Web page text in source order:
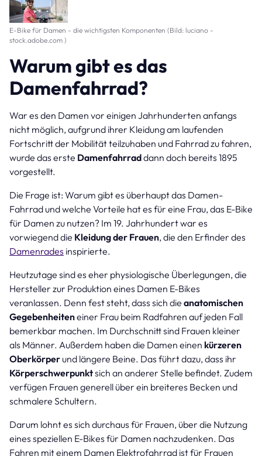
E-Bike für Damen - die wichtigsten Komponenten (Bild: luciano -
stock.adobe.com )
Warum gibt es das
Damenfahrrad?
War es den Damen vor einigen Jahrhunderten anfangs
nicht möglich, aufgrund ihrer Kleidung am laufenden
Fortschritt der Mobilität teilzuhaben und Fahrrad zu fahren,
wurde das erste Damenfahrraddann doch bereits 1895
vorgestellt.
Die Frage ist: Warum gibt es überhaupt das Damen-
Fahrrad und welche Vorteile hat es für eine Frau, das E-Bike
für Damen zu nutzen? Im 19. Jahrhundert war es
vorwiegend die Kleidung der Frauen, die den Erfinder des
Damenrades inspirierte.
Heutzutage sind es eher physiologische Überlegungen, die
Hersteller zur Produktion eines Damen E-Bikes
veranlassen. Denn fest steht, dass sich die anatomischen
Gegebenheiteneiner Frau beim Radfahren auf jeden Fall
bemerkbar machen. Im Durchschnitt sind Frauen kleiner
als Männer. Außerdem haben die Damen einen kürzeren
Oberkörper und längere Beine. Das führt dazu, dass ihr
Körperschwerpunktsich an anderer Stelle befindet. Zudem
verfügen Frauen generell über ein breiteres Becken und
schmalere Schultern.
Darum lohnt es sich durchaus für Frauen, über die Nutzung
eines speziellen E-Bikes für Damen nachzudenken. Das
Fahren mit einem Damen Elektrofahrrad ist für Frauen